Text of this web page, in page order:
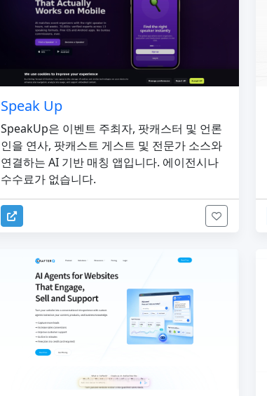
Speak Up
SpeakUp은 이벤트 주최자, 팟캐스터 및 언론
인을 연사, 팟캐스트 게스트 및 전문가 소스와
연결하는 AI 기반 매칭 앱입니다. 에이전시나
수수료가 없습니다.